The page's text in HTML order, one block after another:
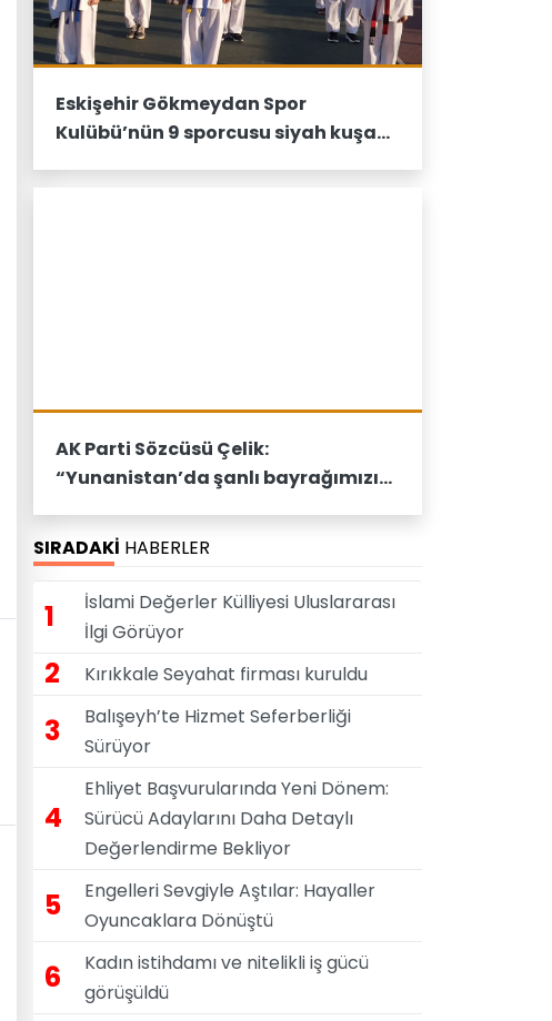
Eskişehir Gökmeydan Spor
Kulübü’nün 9 sporcusu siyah kuşak
AK Parti Sözcüsü Çelik:
“Yunanistan’da şanlı bayrağımızın
SIRADAKİ HABERLER
1
İslami Değerler Külliyesi Uluslararası
İlgi Görüyor
2 Kırıkkale Seyahat firması kuruldu
3
Balışeyh’te Hizmet Seferberliği
Sürüyor
4
Ehliyet Başvurularında Yeni Dönem:
Sürücü Adaylarını Daha Detaylı
Değerlendirme Bekliyor
5
Engelleri Sevgiyle Aştılar: Hayaller
Oyuncaklara Dönüştü
6
Kadın istihdamı ve nitelikli iş gücü
görüşüldü